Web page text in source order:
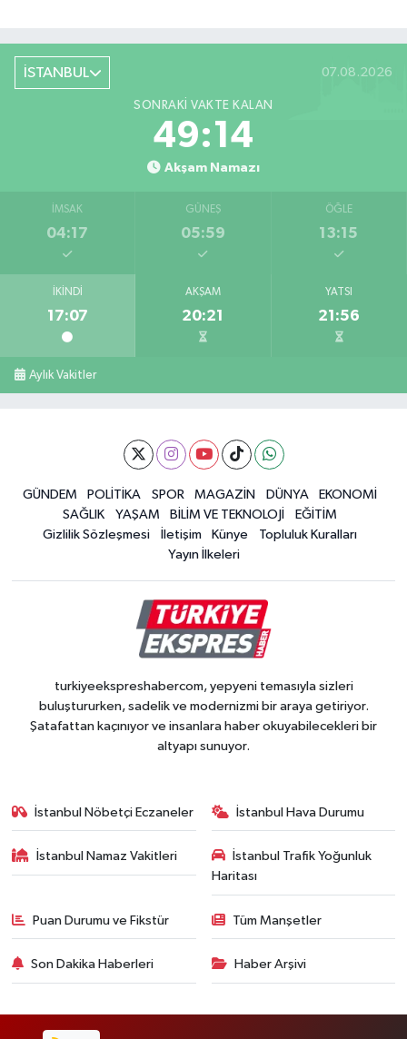
İSTANBUL 07.08.2026
SONRAKI VAKTE KALAN
49:13
Akşam Namazı
İMSAK
04:17
GÜNEŞ
05:59
ÖĞLE
13:15
İKINDI
17:07
AKŞAM
20:21
YATSI
21:56
Aylık Vakitler
GÜNDEM POLİTİKA SPOR MAGAZİN DÜNYA
EKONOMİ
SAĞLIK
YAŞAM BİLİM VE TEKNOLOJİ
EĞİTİM
Gizlilik Sözleşmesi
İletişim Künye
Topluluk Kuralları
Yayın İlkeleri
turkiyeekspreshabercom, yepyeni temasıyla sizleri
buluştururken, sadelik ve modernizmi bir araya getiriyor.
Şatafattan kaçınıyor ve insanlara haber okuyabilecekleri bir
altyapı sunuyor.
İstanbul Nöbetçi Eczaneler İstanbul Hava Durumu
İstanbul Namaz Vakitleri
İstanbul Trafik Yoğunluk
Haritası
Puan Durumu ve Fikstür Tüm Manşetler
Son Dakika Haberleri Haber Arşivi